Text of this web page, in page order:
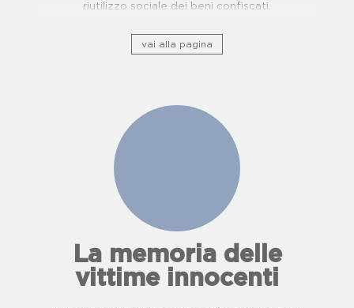
riutilizzo sociale dei beni confiscati.
vai alla pagina
La memoria delle
vittime innocenti